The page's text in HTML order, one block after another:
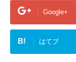
Google+
B! はてブ